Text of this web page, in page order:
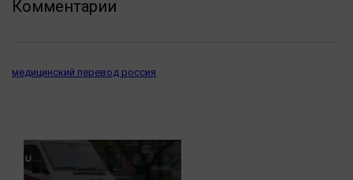
Качество жизни
Народная журналистика
Отдых
Персона
Комментарии
медицинский перевод россия